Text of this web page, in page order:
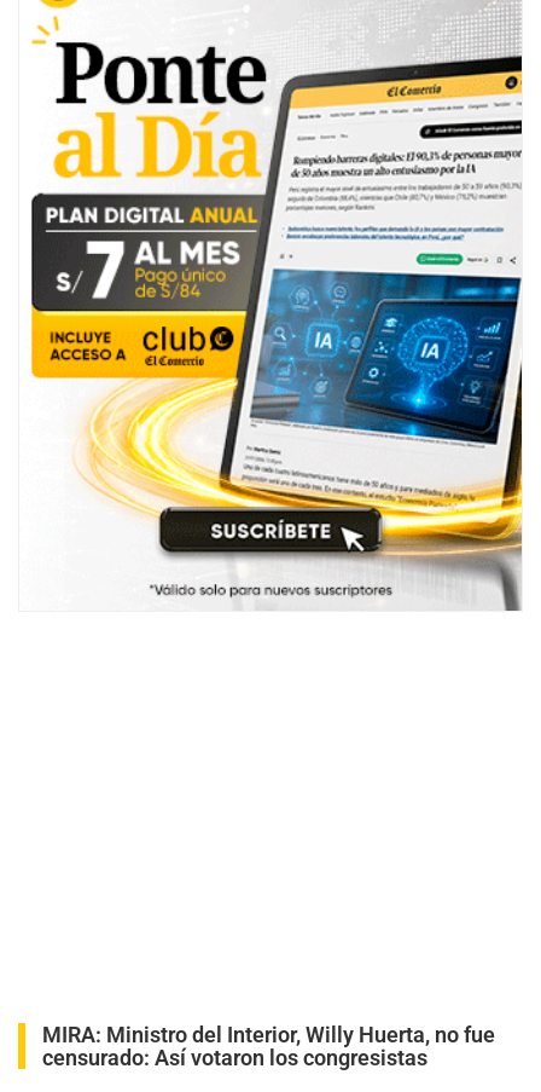
MIRA: Ministro del Interior, Willy Huerta, no fue
censurado: Así votaron los congresistas